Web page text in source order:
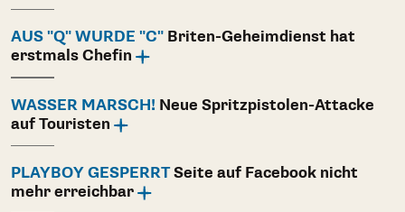
AUS "Q" WURDE "C" Briten-Geheimdienst hat
erstmals Chefin
WASSER MARSCH! Neue Spritzpistolen-Attacke
auf Touristen
PLAYBOY GESPERRTSeite auf Facebook nicht
mehr erreichbar